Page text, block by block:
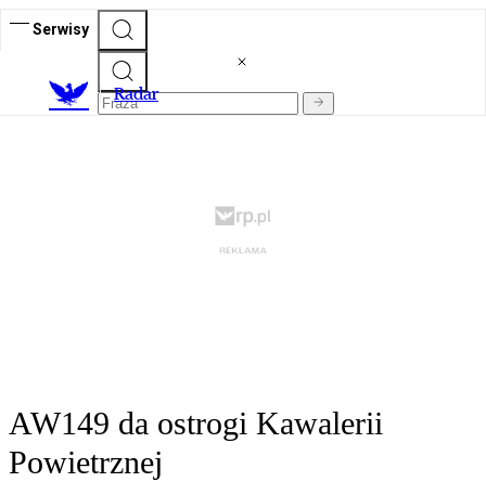
Serwisy
Radar
AW149 da ostrogi Kawalerii
Powietrznej